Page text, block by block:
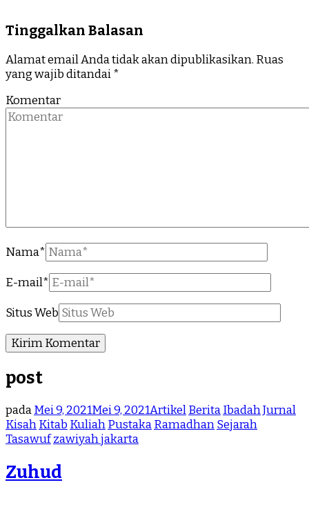
Tinggalkan Balasan
Alamat email Anda tidak akan dipublikasikan. Ruas
yang wajib ditandai*
Komentar
Nama*
E-mail*
Situs Web
post
padaMei 9, 2021Mei 9, 2021ArtikelBeritaIbadahJurnal
KisahKitab KuliahPustakaRamadhanSejarah
Tasawufzawiyah jakarta
Zuhud